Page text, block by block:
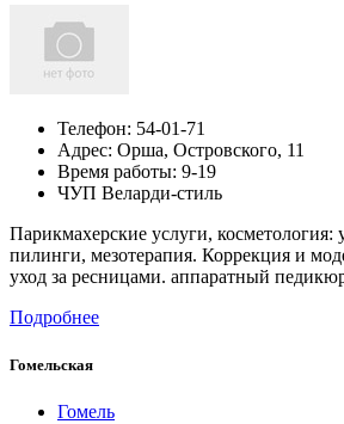
Телефон: 54-01-71
Адрес: Орша, Островского, 11
Время работы: 9-19
ЧУП Веларди-стиль
Парикмахерские услуги, косметология:
пилинги, мезотерапия. Коррекция и
уход за ресницами. аппаратный
Подробнее
Гомельская
Гомель